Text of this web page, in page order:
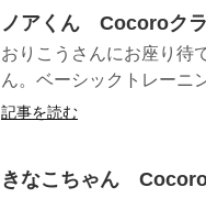
ノアくん Cocoroクラ
おりこうさんにお座り待
ん。ベーシックトレーニ
記事を読む
きなこちゃん Cocoro